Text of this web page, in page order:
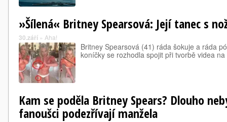
»Šílená« Britney Spearsová: Její tanec s
30.září » Aha!
Britney Spearsová (41) ráda šokuje a ráda
koníčky se rozhodla spojit při tvorbě videa
Kam se poděla Britney Spears? Dlouho
fanoušci podezřívají manžela